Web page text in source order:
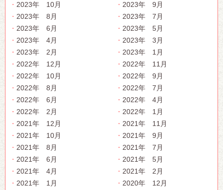
2023年 10月
2023年 9月
2023年 8月
2023年 7月
2023年 6月
2023年 5月
2023年 4月
2023年 3月
2023年 2月
2023年 1月
2022年 12月
2022年 11月
2022年 10月
2022年 9月
2022年 8月
2022年 7月
2022年 6月
2022年 4月
2022年 2月
2022年 1月
2021年 12月
2021年 11月
2021年 10月
2021年 9月
2021年 8月
2021年 7月
2021年 6月
2021年 5月
2021年 4月
2021年 2月
2021年 1月
2020年 12月